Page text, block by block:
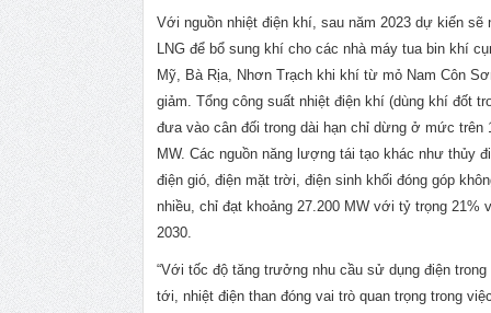
Với nguồn nhiệt điện khí, sau năm 2023 dự kiến sẽ
LNG để bổ sung khí cho các nhà máy tua bin khí
Mỹ, Bà Rịa, Nhơn Trạch khi khí từ mỏ Nam Côn
giảm. Tổng công suất nhiệt điện khí (dùng khí đốt
đưa vào cân đối trong dài hạn chỉ dừng ở mức trên
MW. Các nguồn năng lượng tái tạo khác như thủy
điện gió, điện mặt trời, điện sinh khối đóng góp
nhiều, chỉ đạt khoảng 27.200 MW với tỷ trọng 21%
2030.
“Với tốc độ tăng trưởng nhu cầu sử dụng điện
tới, nhiệt điện than đóng vai trò quan trọng trong